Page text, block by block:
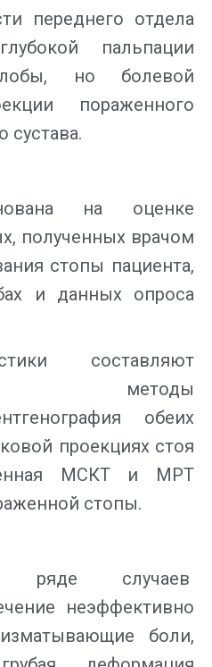
переднего отдела
пальпации
но болевой
пораженного
сустава.
на оценке
полученных врачом
стопы пациента,
и данных опроса
составляют
методы
обеих
проекциях стоя
МСКТ и МРТ
стопы.
ряде случаев
неэффективно
боли,